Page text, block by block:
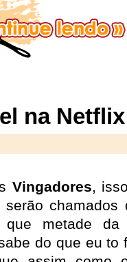
na Netflix
Vingadores,
serão
metade
do que eu to